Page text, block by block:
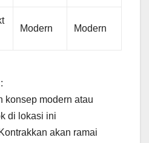
Modern Modern
:
konsep modern atau
di lokasi ini
akan ramai